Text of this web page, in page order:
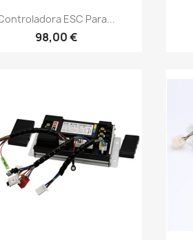
Vista rápida
ESC Para...
98,00 €